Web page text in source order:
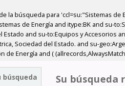
la búsqueda para 'ccl=su:"Sistemas de
de Energía and itype:BK and su-
Estado and su-to:Equipos y Accesorios
Sociedad del Estado. and su-
de Energía and (
búsqueda Su búsqueda